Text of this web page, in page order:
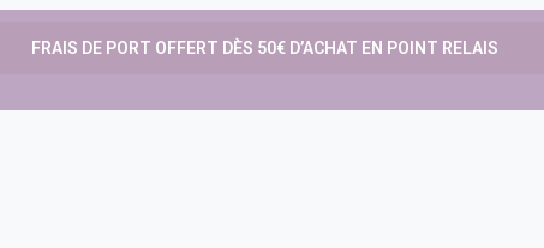
FRAIS DE PORT OFFERT DÈS 50€ D’ACHAT EN POINT RELAIS